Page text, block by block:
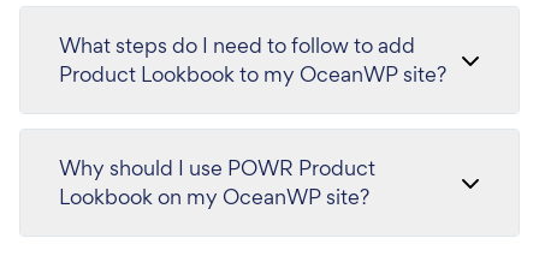
What steps do I need to follow to add
Product Lookbook to my OceanWP site?
Why should I use POWR Product
Lookbook on my OceanWP site?